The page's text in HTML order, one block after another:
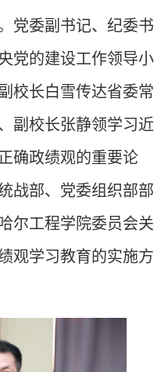
党委副书记、纪委书
党的建设工作领导小
校长白雪传达省委常
副校长张静领学习近
确政绩观的重要论
战部、党委组织部部
尔工程学院委员会关
观学习教育的实施方